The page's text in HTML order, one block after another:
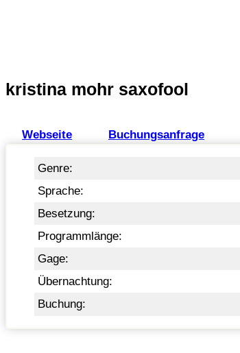
kristina mohr saxofool
Webseite Buchungsanfrage
Genre:
Sprache:
Besetzung:
Programmlänge:
Gage:
Übernachtung:
Buchung: